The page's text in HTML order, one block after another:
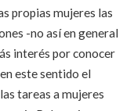
propias mujeres las
-no así en general
interés por conocer
este sentido el
tareas a mujeres